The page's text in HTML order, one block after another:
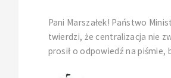
Pani Marszałek! Państwo
twierdzi, że centralizacja nie
prosił o odpowiedź na